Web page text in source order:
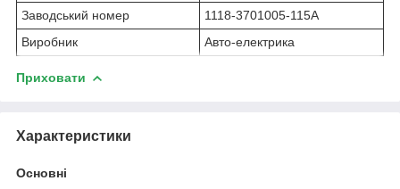
Заводський номер
1118-3701005-115А
Виробник
Авто-електрика
Приховати
Характеристики
Основні